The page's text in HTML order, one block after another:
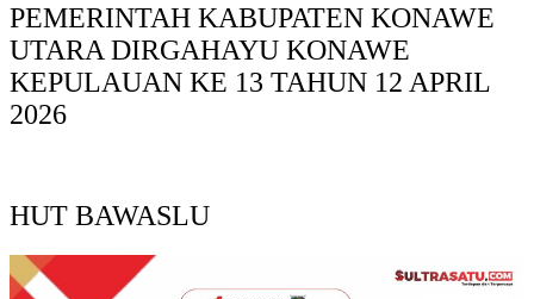
PEMERINTAH KABUPATEN KONAWE
UTARA DIRGAHAYU KONAWE
KEPULAUAN KE 13 TAHUN 12 APRIL
2026
HUT BAWASLU